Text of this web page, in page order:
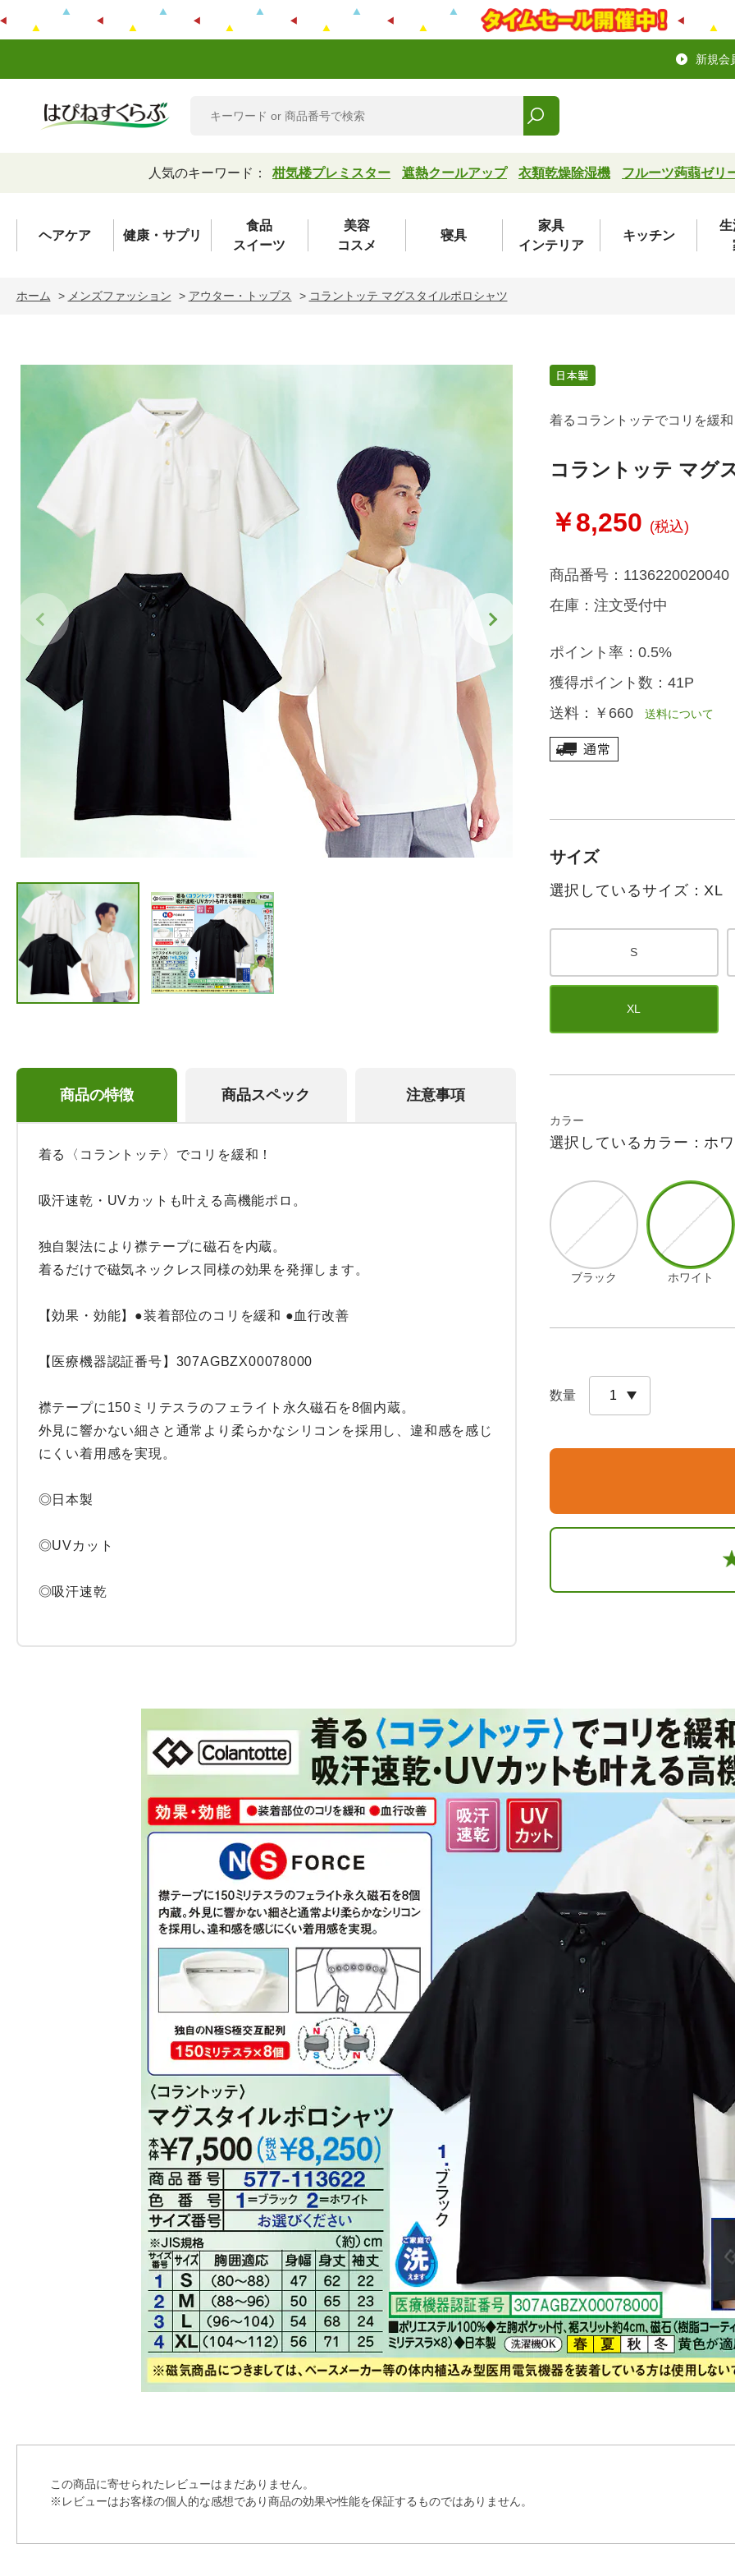
新規会
人気のキーワード： 柑気楼プレミスター 遮熱クールアップ 衣類乾燥除湿機 フルーツ蒟蒻ゼリ
ヘアケア 健康・サプリ
食品
スイーツ
美容
コスメ
寝具
家具
インテリア
キッチン
生
ホーム > メンズファッション > アウター・トップス > コラントッテ マグスタイルポロシャツ
商品の特徴 商品スペック 注意事項
着る〈コラントッテ〉でコリを緩和！
吸汗速乾・UVカットも叶える高機能ポロ。
独自製法により襟テープに磁石を内蔵。
着るだけで磁気ネックレス同様の効果を発揮します。
【効果・効能】●装着部位のコリを緩和 ●血行改善
【医療機器認証番号】307AGBZX00078000
襟テープに150ミリテスラのフェライト永久磁石を8個内蔵。
外見に響かない細さと通常より柔らかなシリコンを採用し、違和感を感じ
にくい着用感を実現。
◎日本製
◎UVカット
◎吸汗速乾
着るコラントッテでコリを緩
コラントッテ マグ
￥8,250 (税込)
商品番号： 1136220020040
在庫： 注文受付中
ポイント率： 0.5%
獲得ポイント数： 41P
送料： ￥660送料について
サイズ
選択しているサイズ：XL
S
XL
カラー
選択しているカラー：ホ
ブラック ホワイト
数量
この商品に寄せられたレビューはまだありません。
※レビューはお客様の個人的な感想であり商品の効果や性能を保証するものではありません。